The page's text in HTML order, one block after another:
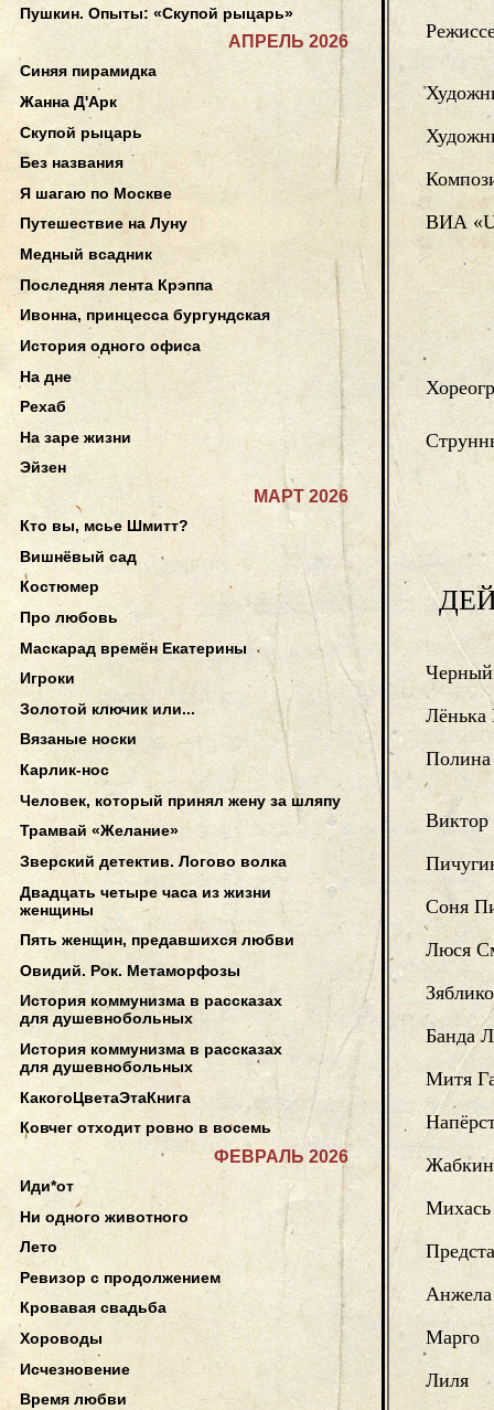
ВИА
Черный
Лёнька
Соня
Люся
Банда
Митя
Жабкин
Михась
Анжела
Марго
Лиля
Пушкин. Опыты: «Скупой рыцарь»
АПРЕЛЬ 2026
Синяя пирамидка
Жанна Д'Арк
Скупой рыцарь
Без названия
Я шагаю по Москве
Путешествие на Луну
Медный всадник
Последняя лента Крэппа
Ивонна, принцесса бургундская
История одного офиса
На дне
Рехаб
На заре жизни
Эйзен
МАРТ 2026
Кто вы, мсье Шмитт?
Вишнёвый сад
Костюмер
Про любовь
Маскарад времён Екатерины
Игроки
Золотой ключик или...
Вязаные носки
Карлик-нос
Человек, который принял жену за шляпу
Трамвай «Желание»
Зверский детектив. Логово волка
Двадцать четыре часа из жизни
женщины
Пять женщин, предавшихся любви
Овидий. Рок. Метаморфозы
История коммунизма в рассказах
для душевнобольных
История коммунизма в рассказах
для душевнобольных
КакогоЦветаЭтаКнига
Ковчег отходит ровно в восемь
ФЕВРАЛЬ 2026
Иди*от
Ни одного животного
Лето
Ревизор с продолжением
Кровавая свадьба
Хороводы
Исчезновение
Время любви